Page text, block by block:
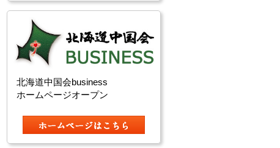
北海道中国会business
ホームページオープン